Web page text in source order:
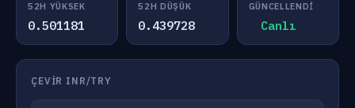
52H YÜKSEK
0.501181
52H DÜŞÜK
0.439728
GÜNCELLENDI
Canlı
ÇEVIR INR/TRY